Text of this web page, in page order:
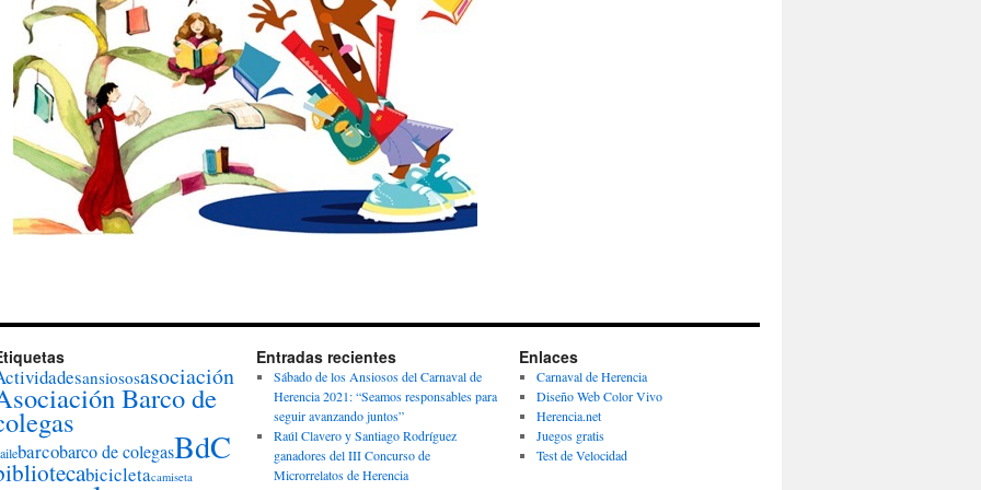
ansiososasociación
Barco de
barcobarco de colegasBdC
bicicletacamiseta
Entradas recientes
Sábado de los Ansiosos del Carnaval de
Herencia 2021: “Seamos responsables para
seguir avanzando juntos”
Raúl Clavero y Santiago Rodríguez
ganadores del III Concurso de
Microrrelatos de Herencia
Enlaces
Carnaval de Herencia
Diseño Web Color Vivo
Herencia.net
Juegos gratis
Test de Velocidad